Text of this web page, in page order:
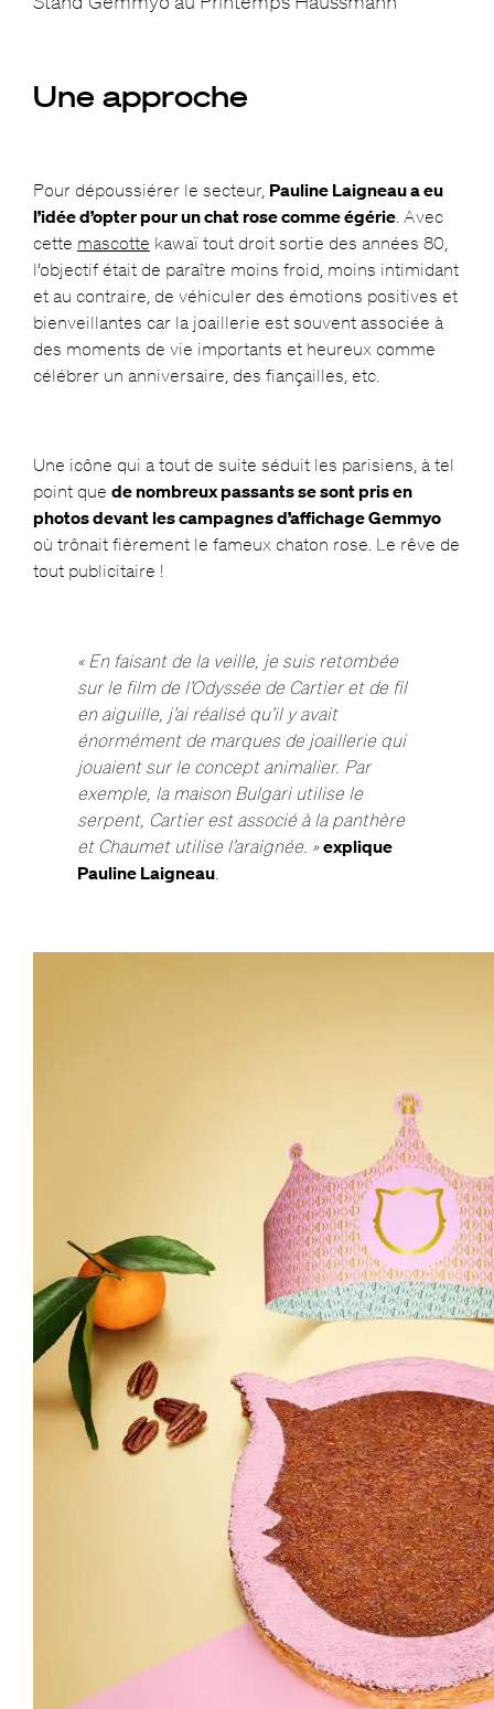
Une approche
Pour dépoussiérer le secteur, Pauline Laigneau a eu
l’idée d’opter pour un chat rose comme égérie. Avec
cette mascotte kawaï tout droit sortie des années 80,
l’objectif était de paraître moins froid, moins intimidant
et au contraire, de véhiculer des émotions positives et
bienveillantes car la joaillerie est souvent associée à
des moments de vie importants et heureux comme
célébrer un anniversaire, des fiançailles, etc.
Une icône qui a tout de suite séduit les parisiens, à tel
point que de nombreux passants se sont pris en
photos devant les campagnes d’affichage Gemmyo
où trônait fièrement le fameux chaton rose. Le rêve de
tout publicitaire !
« En faisant de la veille, je suis retombée
sur le film de l’Odyssée de Cartier et de fil
en aiguille, j’ai réalisé qu’il y avait
énormément de marques de joaillerie qui
jouaient sur le concept animalier. Par
exemple, la maison Bulgari utilise le
serpent, Cartier est associé à la panthère
et Chaumet utilise l’araignée. » explique
Pauline Laigneau.